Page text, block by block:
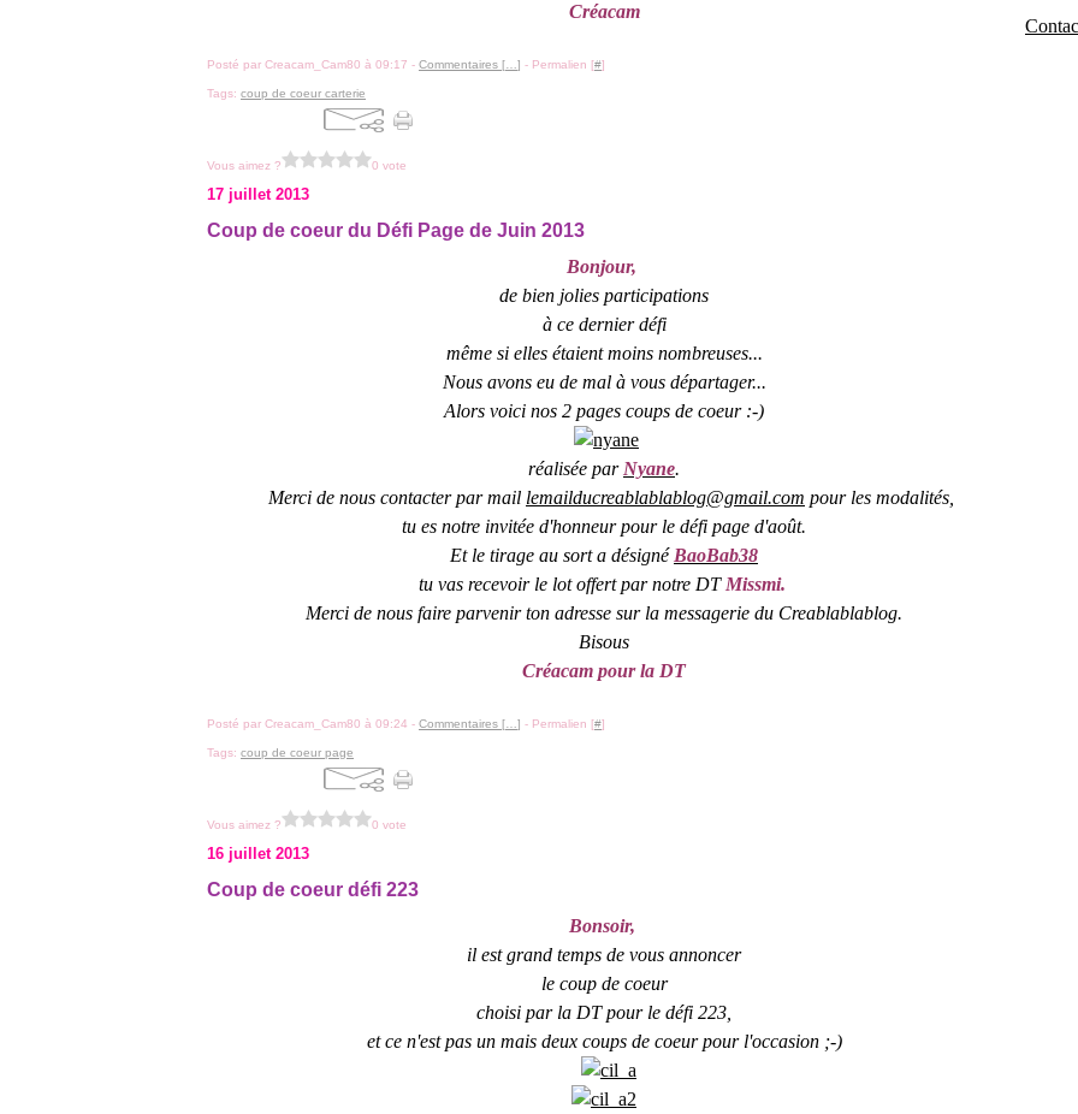
Créacam
Posté par Creacam_Cam80 à 09:17 - Commentaires [ ] - Permalien [#]
Tags: coup de coeur carterie
Vous aimez ? 0 vote
17 juillet 2013
Coup de coeur du Défi Page de Juin 2013
Bonjour,
de bien jolies participations
à ce dernier défi
même si elles étaient moins nombreuses...
Nous avons eu de mal à vous départager...
Alors voici nos 2 pages coups de coeur :-)
réalisée par Nyane.
Merci de nous contacter par mail lemailducreablablablog@gmail.com pour les modalités,
tu es notre invitée d'honneur pour le défi page d'août.
Et le tirage au sort a désigné BaoBab38
tu vas recevoir le lot offert par notre DT Missmi.
Merci de nous faire parvenir ton adresse sur la messagerie du Creablablablog.
Bisous
Créacam pour la DT
Posté par Creacam_Cam80 à 09:24 - Commentaires [ ] - Permalien [#]
Tags: coup de coeur page
Vous aimez ? 0 vote
16 juillet 2013
Coup de coeur défi 223
Bonsoir,
il est grand temps de vous annoncer
le coup de coeur
choisi par la DT pour le défi 223,
et ce n'est pas un mais deux coups de coeur pour l'occasion ;-)